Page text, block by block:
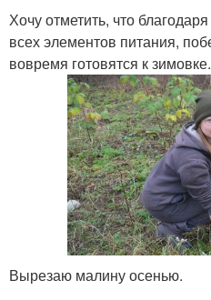
Хочу отметить, что
всех элементов питания,
вовремя готовятся к зимовке.
Вырезаю малину осенью.